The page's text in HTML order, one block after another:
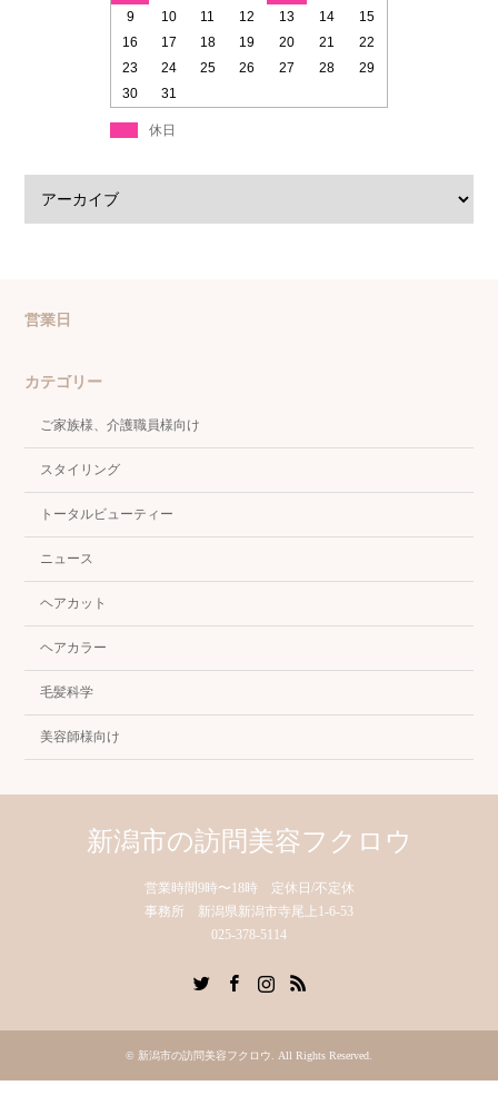
9
10 11 12 13 14
15
16
17 18 19 20 21
22
23
24 25 26 27 28
29
30
31
休日
営業日
カテゴリー
ご家族様、介護職員様向け
スタイリング
トータルビューティー
ニュース
ヘアカット
ヘアカラー
毛髪科学
美容師様向け
新潟市の訪問美容フクロウ
営業時間9時〜18時 定休日/不定休
事務所 新潟県新潟市寺尾上1-6-53
025-378-5114
RSS
© 新潟市の訪問美容フクロウ . All Rights Reserved.